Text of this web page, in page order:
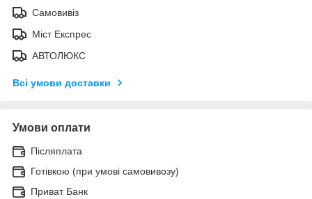
Самовивіз
Міст Експрес
АВТОЛЮКС
Всі умови доставки
Умови оплати
Післяплата
Готівкою (при умові самовивозу)
Приват Банк